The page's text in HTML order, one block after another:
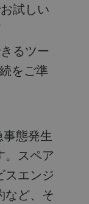
試しい
るツー
をご準
。スペア
スエンジ
など、そ